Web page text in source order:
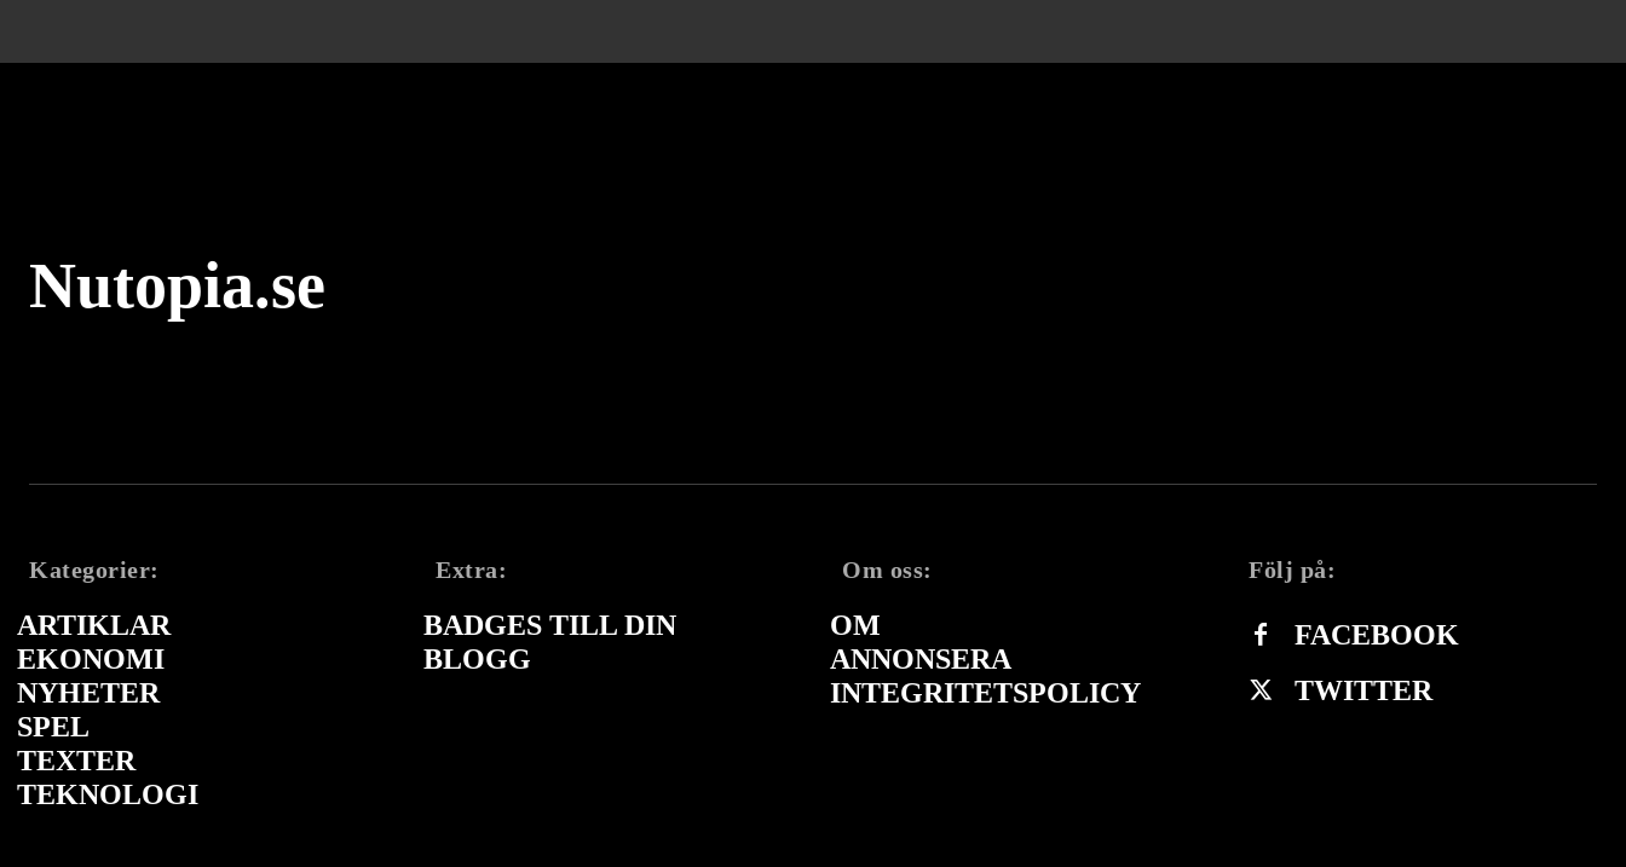
Nutopia.se
Kategorier:
ARTIKLAR
EKONOMI
NYHETER
SPEL
TEXTER
TEKNOLOGI
Extra:
BADGES TILL DIN
BLOGG
Om oss:
OM
ANNONSERA
INTEGRITETSPOLICY
Följ på:
FACEBOOK
TWITTER